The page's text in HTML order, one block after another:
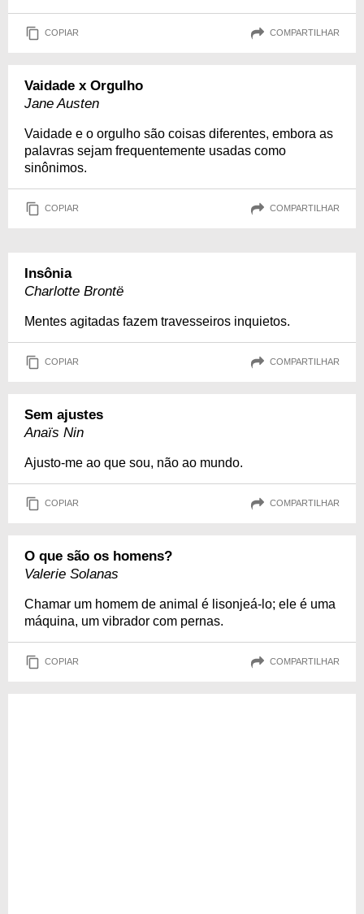
COPIAR COMPARTILHAR
Vaidade x Orgulho
Jane Austen
Vaidade e o orgulho são coisas diferentes, embora as
palavras sejam frequentemente usadas como
sinônimos.
COPIAR COMPARTILHAR
Insônia
Charlotte Brontë
Mentes agitadas fazem travesseiros inquietos.
COPIAR COMPARTILHAR
Sem ajustes
Anaïs Nin
Ajusto-me ao que sou, não ao mundo.
COPIAR COMPARTILHAR
O que são os homens?
Valerie Solanas
Chamar um homem de animal é lisonjeá-lo; ele é uma
máquina, um vibrador com pernas.
COPIAR COMPARTILHAR